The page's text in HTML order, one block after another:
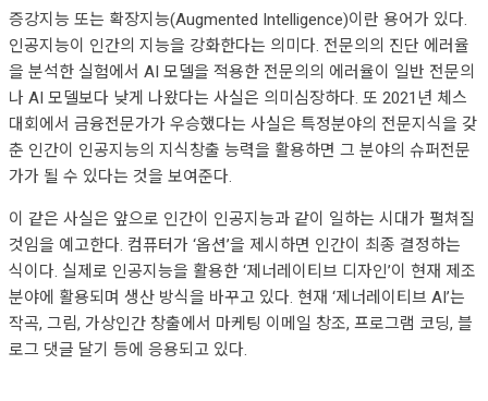
증강지능 또는 확장지능(Augmented Intelligence)이란 용어가 있다.
인공지능이 인간의 지능을 강화한다는 의미다. 전문의의 진단 에러율
을 분석한 실험에서 AI 모델을 적용한 전문의의 에러율이 일반 전문의
나 AI 모델보다 낮게 나왔다는 사실은 의미심장하다. 또 2021년 체스
대회에서 금융전문가가 우승했다는 사실은 특정분야의 전문지식을 갖
춘 인간이 인공지능의 지식창출 능력을 활용하면 그 분야의 슈퍼전문
가가 될 수 있다는 것을 보여준다.
이 같은 사실은 앞으로 인간이 인공지능과 같이 일하는 시대가 펼쳐질
것임을 예고한다. 컴퓨터가 ‘옵션’을 제시하면 인간이 최종 결정하는
식이다. 실제로 인공지능을 활용한 ‘제너레이티브 디자인’이 현재 제조
분야에 활용되며 생산 방식을 바꾸고 있다. 현재 ‘제너레이티브 AI’는
작곡, 그림, 가상인간 창출에서 마케팅 이메일 창조, 프로그램 코딩, 블
로그 댓글 달기 등에 응용되고 있다.